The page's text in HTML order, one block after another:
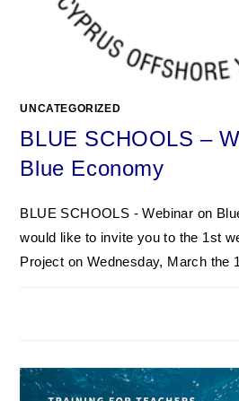
UNCATEGORIZED
BLUE SCHOOLS –
Blue Economy
BLUE SCHOOLS - Webinar on
would like to invite you to the 1st
Project on Wednesday, March the